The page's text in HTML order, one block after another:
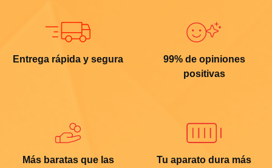
Entrega rápida y segura
99% de opiniones
positivas
Más baratas que las
Tu aparato dura más